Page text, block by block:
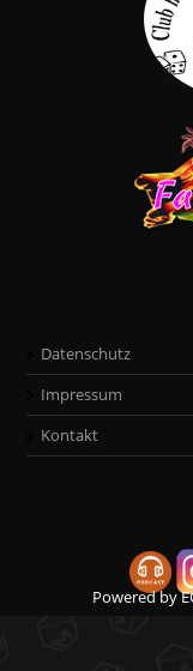
Datenschutz
Impressum
Kontakt
Powered by